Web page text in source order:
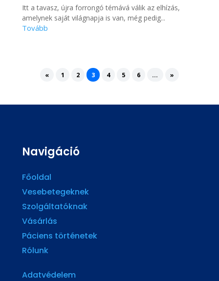
Itt a tavasz, újra forrongó témává válik az elhízás,
amelynek saját világnapja is van, még pedig...
« 1 2 3 4 5 6 ... »
Navigáció
Főoldal
Vesebetegeknek
Szolgáltatóknak
Vásárlás
Páciens történetek
Rólunk
Adatvédelem